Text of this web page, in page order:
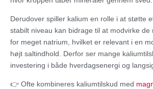
Derudover spiller kalium en rolle i at støtte
stabilt niveau kan bidrage til at modvirke de
for meget natrium, hvilket er relevant i en
højt saltindhold. Derfor ser mange
investering i både hverdagsenergi og
👉 Ofte kombineres kaliumtilskud med